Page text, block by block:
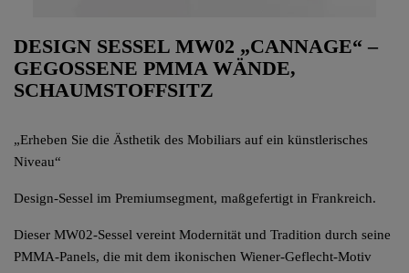
DESIGN SESSEL MW02 „CANNAGE“ –
GEGOSSENE PMMA WÄNDE,
SCHAUMSTOFFSITZ
„Erheben Sie die Ästhetik des Mobiliars auf ein künstlerisches
Niveau“
Design-Sessel im Premiumsegment, maßgefertigt in Frankreich.
Dieser MW02-Sessel vereint Modernität und Tradition durch seine
PMMA-Panels, die mit dem ikonischen Wiener-Geflecht-Motiv